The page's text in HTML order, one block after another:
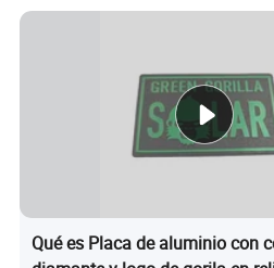
Qué es Placa de aluminio con